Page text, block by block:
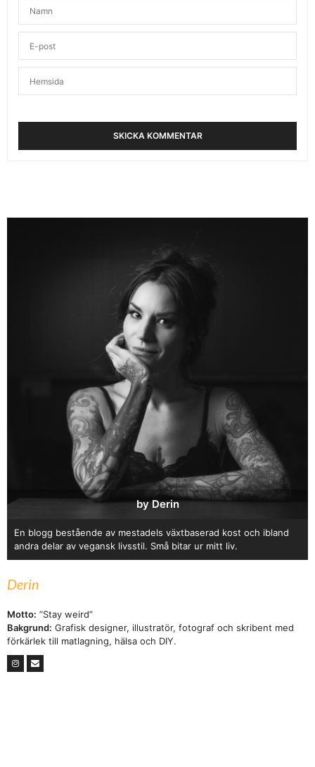
by Derin
En blogg bestående av mestadels växtbaserad kost och ibland
andra delar av vegansk livsstil. Små bitar ur mitt liv.
Derin
Motto: ”Stay weird”
Bakgrund: Grafisk designer, illustratör, fotograf och skribent med
förkärlek till matlagning, hälsa och DIY.